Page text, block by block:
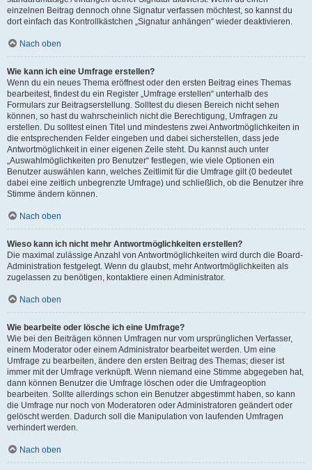
einzelnen Beitrag dennoch ohne Signatur verfassen möchtest, so kannst du
dort einfach das Kontrollkästchen „Signatur anhängen“ wieder deaktivieren.
Nach oben
Wie kann ich eine Umfrage erstellen?
Wenn du ein neues Thema eröffnest oder den ersten Beitrag eines Themas
bearbeitest, findest du ein Register „Umfrage erstellen“ unterhalb des
Formulars zur Beitragserstellung. Solltest du diesen Bereich nicht sehen
können, so hast du wahrscheinlich nicht die Berechtigung, Umfragen zu
erstellen. Du solltest einen Titel und mindestens zwei Antwortmöglichkeiten in
die entsprechenden Felder eingeben und dabei sicherstellen, dass jede
Antwortmöglichkeit in einer eigenen Zeile steht. Du kannst auch unter
„Auswahlmöglichkeiten pro Benutzer“ festlegen, wie viele Optionen ein
Benutzer auswählen kann, welches Zeitlimit für die Umfrage gilt (0 bedeutet
dabei eine zeitlich unbegrenzte Umfrage) und schließlich, ob die Benutzer ihre
Stimme ändern können.
Nach oben
Wieso kann ich nicht mehr Antwortmöglichkeiten erstellen?
Die maximal zulässige Anzahl von Antwortmöglichkeiten wird durch die Board-
Administration festgelegt. Wenn du glaubst, mehr Antwortmöglichkeiten als
zugelassen zu benötigen, kontaktiere einen Administrator.
Nach oben
Wie bearbeite oder lösche ich eine Umfrage?
Wie bei den Beiträgen können Umfragen nur vom ursprünglichen Verfasser,
einem Moderator oder einem Administrator bearbeitet werden. Um eine
Umfrage zu bearbeiten, ändere den ersten Beitrag des Themas; dieser ist
immer mit der Umfrage verknüpft. Wenn niemand eine Stimme abgegeben hat,
dann können Benutzer die Umfrage löschen oder die Umfrageoption
bearbeiten. Sollte allerdings schon ein Benutzer abgestimmt haben, so kann
die Umfrage nur noch von Moderatoren oder Administratoren geändert oder
gelöscht werden. Dadurch soll die Manipulation von laufenden Umfragen
verhindert werden.
Nach oben